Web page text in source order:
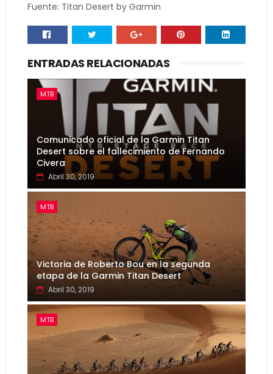
Fuente: Titan Desert by Garmin
ENTRADAS RELACIONADAS
MTB
Comunicado oficial de la Garmin Titan
Desert sobre el fallecimiento de Fernando
Civera
Abril 30, 2019
MTB
Victoria de Roberto Bou en la segunda
etapa de la Garmin Titan Desert
Abril 30, 2019
MTB